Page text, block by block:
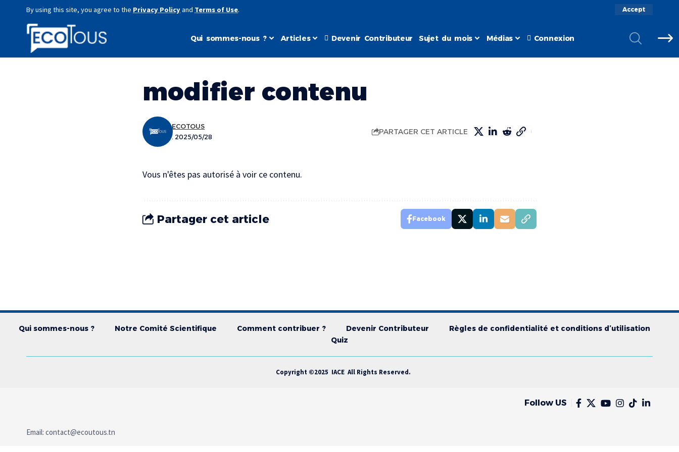
By using this site, you agree to the Privacy Policyand Terms of Use. Accept
Qui sommes-nous ? Articles Devenir Contributeur Sujet du mois Médias Connexion
modifier contenu
. 2025/05/28
ECOTOUS
PARTAGER CET ARTICLE
Vous n'êtes pas autorisé à voir ce contenu.
Partager cet article Facebook
Qui sommes-nous ? Notre Comité Scientifique Comment contribuer ? Devenir Contributeur
Règles de confidentialité et conditions d’utilisation
Quiz
Copyright ©2025 IACE All Rights Reserved.
Follow US
Email: contact@ecoutous.tn